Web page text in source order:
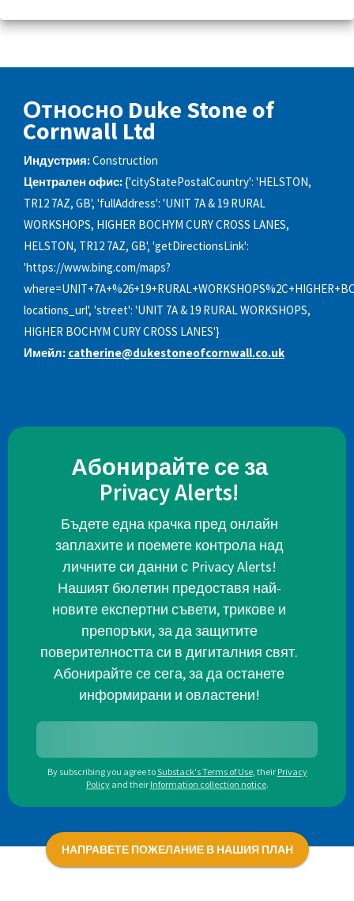
Относно Duke Stone of
Cornwall Ltd
Индустрия:Construction
Централен офис:{'cityStatePostalCountry': 'HELSTON,
TR12 7AZ, GB', 'fullAddress': 'UNIT 7A & 19 RURAL
WORKSHOPS, HIGHER BOCHYM CURY CROSS LANES,
HELSTON, TR12 7AZ, GB', 'getDirectionsLink':
'https://www.bing.com/maps?
locations_url', 'street': 'UNIT 7A & 19 RURAL WORKSHOPS,
HIGHER BOCHYM CURY CROSS LANES'}
Имейл: catherine@dukestoneofcornwall.co.uk
Абонирайте се за
Privacy Alerts!
Бъдете една крачка пред онлайн
заплахите и поемете контрола над
личните си данни с Privacy Alerts!
Нашият бюлетин предоставя най-
новите експертни съвети, трикове и
препоръки, за да защитите
поверителността си в дигиталния свят.
Абонирайте се сега, за да останете
информирани и овластени!
By subscribing you agree toSubstack's Terms of Use, their Privacy
Policy and their Information collection notice.
НАПРАВЕТЕ ПОЖЕЛАНИЕ В НАШИЯ ПЛАН